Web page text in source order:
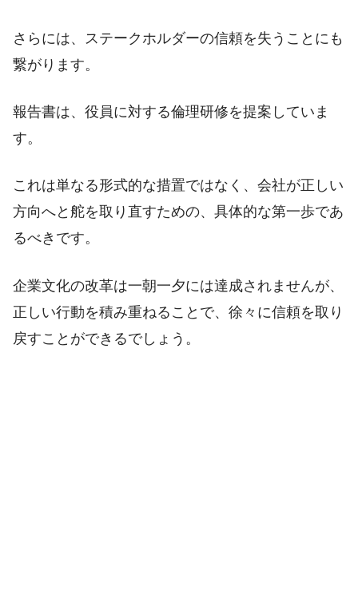
さらには、ステークホルダーの信頼を失うことにも
繋がります。
報告書は、役員に対する倫理研修を提案していま
す。
これは単なる形式的な措置ではなく、会社が正しい
方向へと舵を取り直すための、具体的な第一歩であ
るべきです。
企業文化の改革は一朝一夕には達成されませんが、
正しい行動を積み重ねることで、徐々に信頼を取り
戻すことができるでしょう。